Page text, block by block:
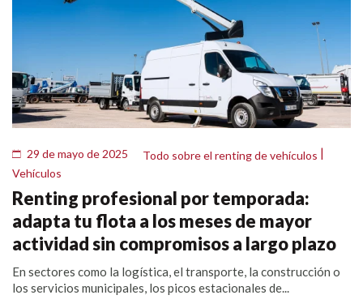
29 de mayo de 2025 Todo sobre el renting de vehículos |
Vehículos
Renting profesional por temporada:
adapta tu flota a los meses de mayor
actividad sin compromisos a largo plazo
En sectores como la logística, el transporte, la construcción o
los servicios municipales, los picos estacionales de...